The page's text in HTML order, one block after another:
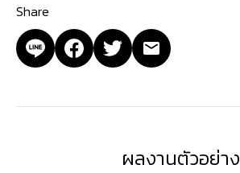
Share
ผลงานตัวอย่าง